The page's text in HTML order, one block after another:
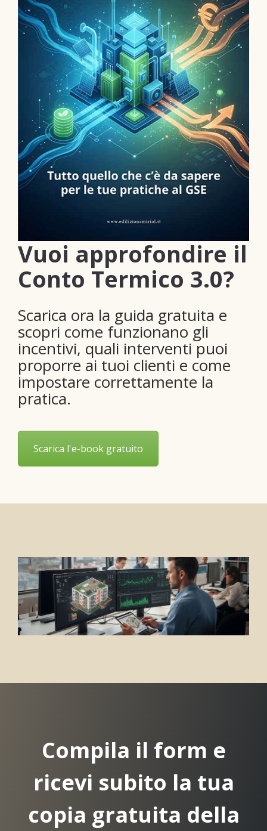
Vuoi approfondire il
Conto Termico 3.0?
Scarica ora la guida gratuita e
scopri come funzionano gli
incentivi, quali interventi puoi
proporre ai tuoi clienti e come
impostare correttamente la
pratica.
Scarica l'e-book gratuito
Compila il form e
ricevi subito la tua
copia gratuita della